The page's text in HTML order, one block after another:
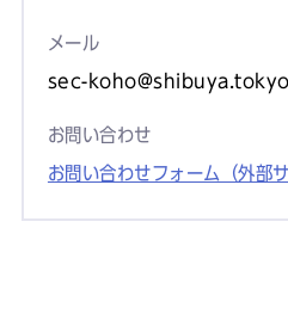
メール
sec-koho@shibuya.tokyo
お問い合わせ
お問い合わせフォーム（外部サ